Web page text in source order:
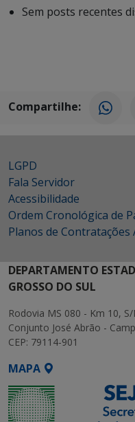
Sem posts recentes
Compartilhe:
LGPD
Fala Servidor
Acessibilidade
Ordem Cronológica de
Planos de Contratações
DEPARTAMENTO
GROSSO DO SUL
Rodovia MS 080 - Km 10, S/
Conjunto José Abrão -
CEP: 79114-901
MAPA